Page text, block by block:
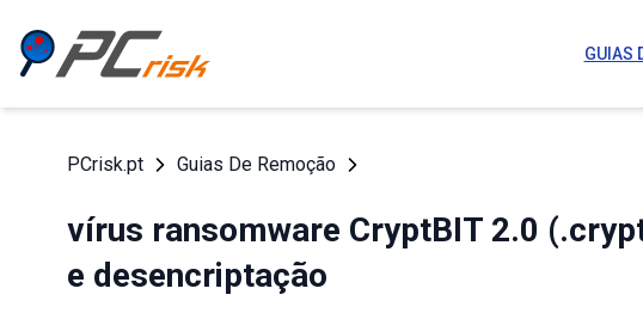
GUIAS
PCrisk.pt Guias De Remoção
vírus ransomware CryptBIT 2.0
e desencriptação